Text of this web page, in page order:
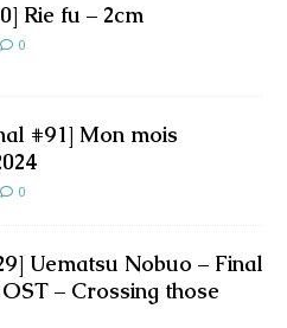
Rie fu – 2cm
0
#91] Mon mois
0
Uematsu Nobuo – Final
– Crossing those